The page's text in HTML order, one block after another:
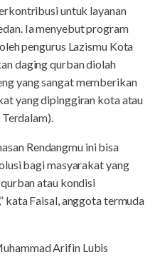
untuk layanan
Ia menyebut program
pengurus Lazismu Kota
daging qurban diolah
yang sangat memberikan
yang dipinggiran kota atau
Rendangmu ini bisa
bagi masyarakat yang
atau kondisi
kata Faisal, anggota termuda
Arifin Lubis